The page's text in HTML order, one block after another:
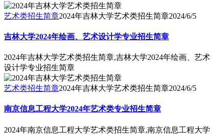
艺术类招生简章2024年吉林大学艺术类招生简章2024/6/5
吉林大学2024年绘画、艺术设计学专业招生简章
2024年吉林大学艺术类招生简章,吉林大学2024年绘画、艺术
设计学专业招生简章
艺术类招生简章2024年吉林大学艺术类招生简章2024/6/5
南京信息工程大学2024年艺术类专业招生简章
2024年南京信息工程大学艺术类招生简章,南京信息工程大学